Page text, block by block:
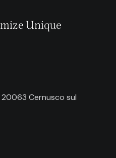
Unique
20063 Cernusco sul